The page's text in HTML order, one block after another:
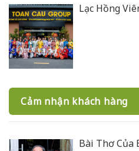
Lạc Hồng
Cảm nhận khách hàng
Bài Thơ Của